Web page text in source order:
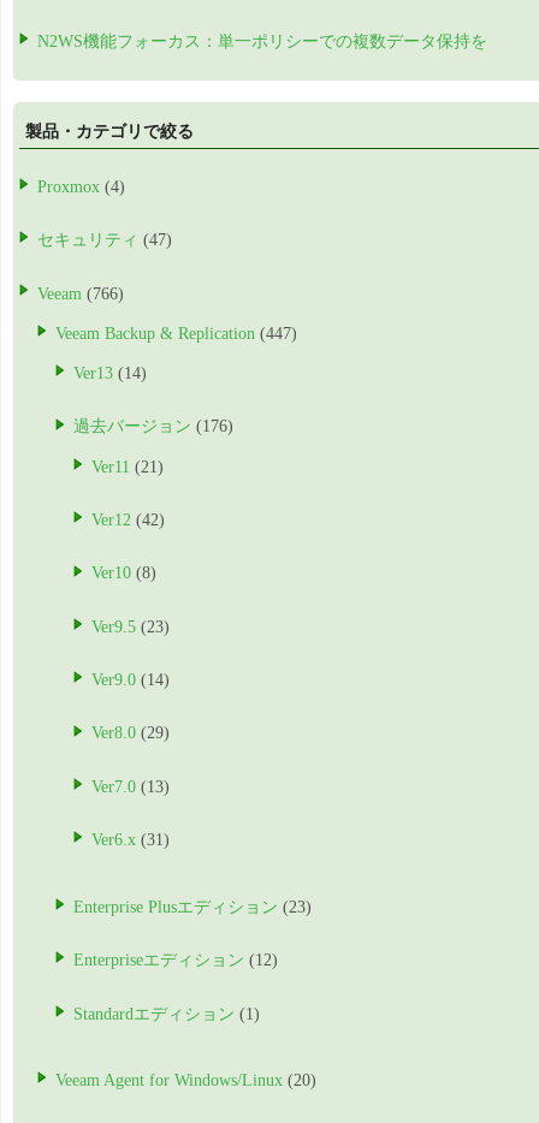
N2WS機能フォーカス：単一ポリシーでの複数データ保持を
製品・カテゴリで絞る
Proxmox (4)
セキュリティ (47)
Veeam (766)
Veeam Backup & Replication (447)
Ver13 (14)
過去バージョン (176)
Ver11 (21)
Ver12 (42)
Ver10 (8)
Ver9.5 (23)
Ver9.0 (14)
Ver8.0 (29)
Ver7.0 (13)
Ver6.x (31)
Enterprise Plusエディション (23)
Enterpriseエディション (12)
Standardエディション (1)
Veeam Agent for Windows/Linux (20)